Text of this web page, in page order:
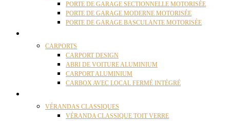
PORTE DE GARAGE SECTIONNELLE MOTORISÉE
PORTE DE GARAGE MODERNE MOTORISÉE
PORTE DE GARAGE BASCULANTE MOTORISÉE
CARPORTS
CARPORT DESIGN
ABRI DE VOITURE ALUMINIUM
CARPORT ALUMINIUM
CARBOX AVEC LOCAL FERMÉ INTÉGRÉ
VÉRANDAS CLASSIQUES
VÉRANDA CLASSIQUE TOIT VERRE